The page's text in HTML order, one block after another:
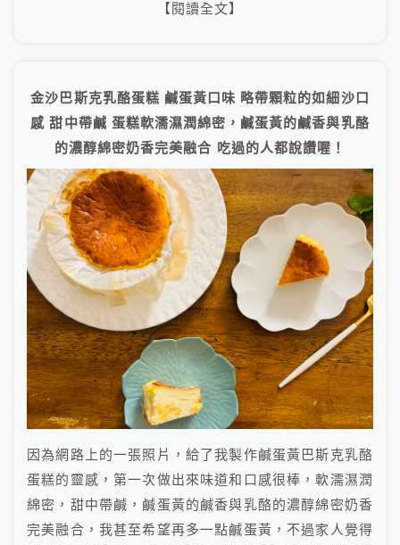
【閱讀全文】
金沙巴斯克乳酪蛋糕 鹹蛋黃口味 略帶顆粒的如細沙口
感 甜中帶鹹 蛋糕軟濡濕潤綿密，鹹蛋黃的鹹香與乳酪
的濃醇綿密奶香完美融合 吃過的人都說讚喔！
因為網路上的一張照片，給了我製作鹹蛋黃巴斯克乳酪
蛋糕的靈感，第一次做出來味道和口感很棒，軟濡濕潤
綿密，甜中帶鹹，鹹蛋黃的鹹香與乳酪的濃醇綿密奶香
完美融合，我甚至希望再多一點鹹蛋黃，不過家人覺得